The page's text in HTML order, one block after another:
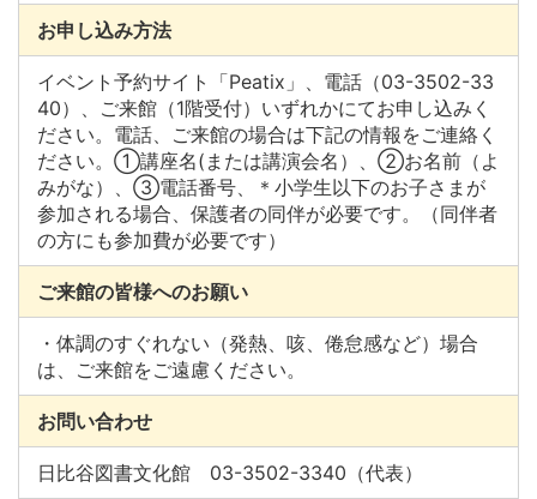
お申し込み方法
イベント予約サイト「Peatix」、電話（03-3502-33
40）、ご来館（1階受付）いずれかにてお申し込みく
ださい。電話、ご来館の場合は下記の情報をご連絡く
ださい。①講座名(または講演会名）、②お名前（よ
みがな）、③電話番号、＊小学生以下のお子さまが
参加される場合、保護者の同伴が必要です。（同伴者
の方にも参加費が必要です）
ご来館の皆様へのお願い
・体調のすぐれない（発熱、咳、倦怠感など）場合
は、ご来館をご遠慮ください。
お問い合わせ
日比谷図書文化館 03-3502-3340（代表）